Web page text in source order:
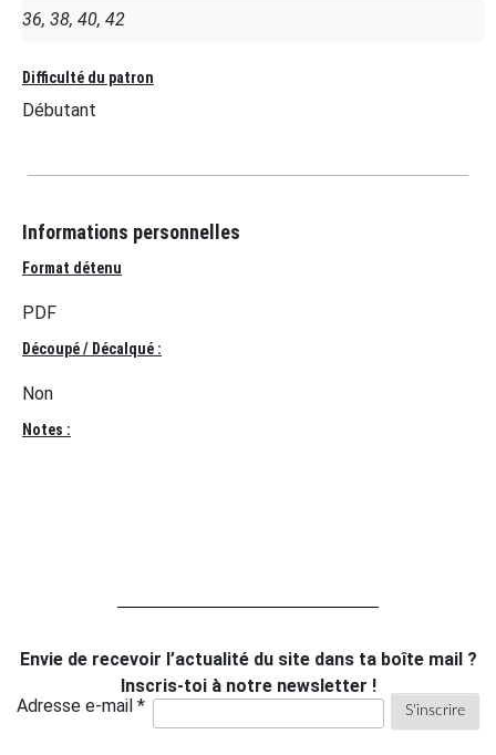
36, 38, 40, 42
Difficulté du patron
Débutant
Informations personnelles
Format détenu
PDF
Découpé / Décalqué :
Non
Notes :
Envie de recevoir l’actualité du site dans ta boîte mail ?
Inscris-toi à notre newsletter !
Adresse e-mail *